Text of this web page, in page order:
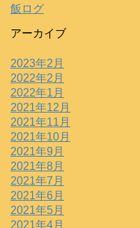
飯ログ
アーカイブ
2023年2月
2022年2月
2022年1月
2021年12月
2021年11月
2021年10月
2021年9月
2021年8月
2021年7月
2021年6月
2021年5月
2021年4月